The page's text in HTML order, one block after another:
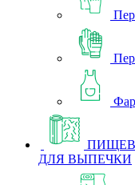
ДЛЯ ВЫПЕЧКИ